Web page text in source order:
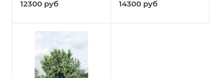
12300 руб 14300 руб